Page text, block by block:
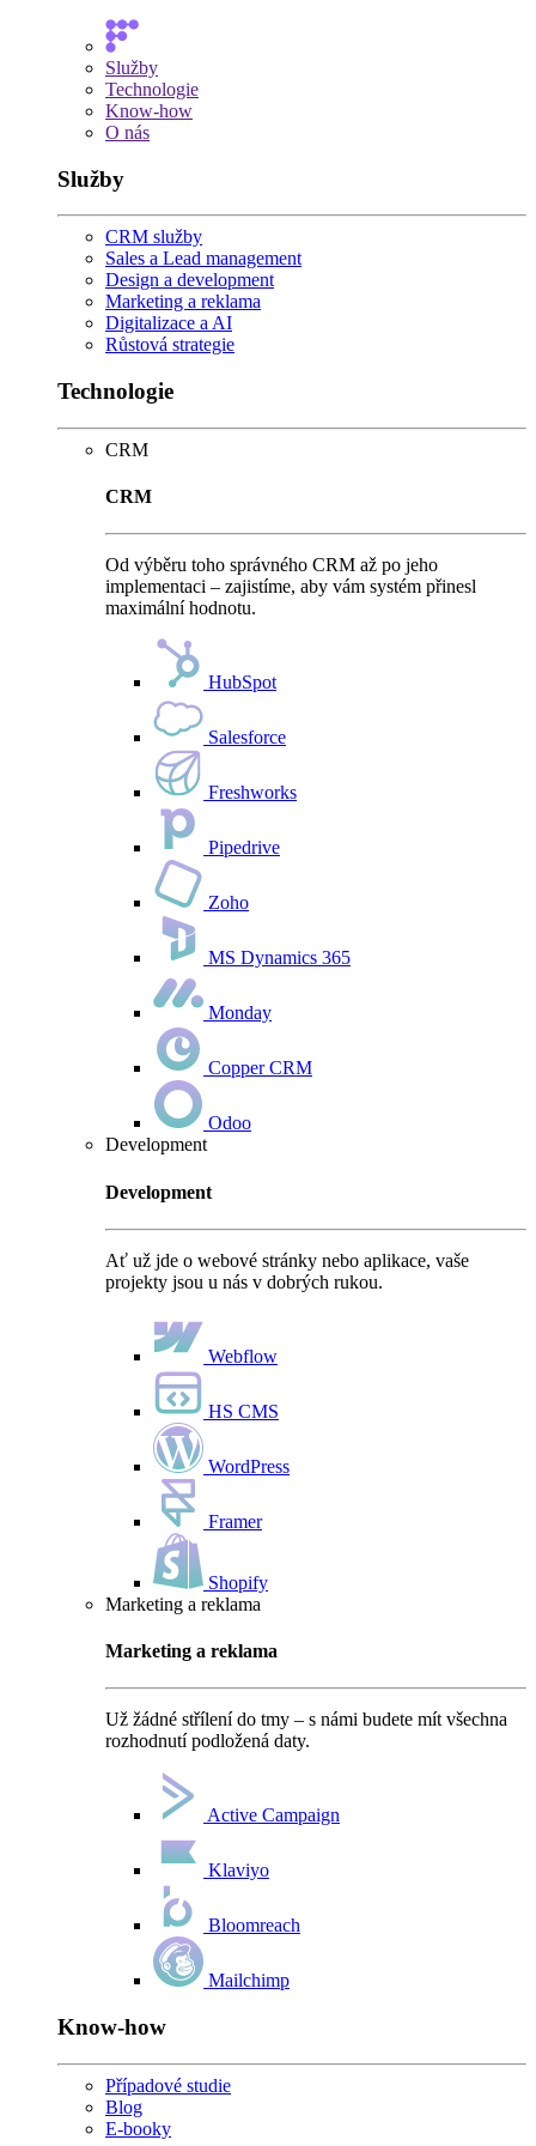
Služby
Technologie
Know-how
O nás
Služby
CRM služby
Sales a Lead management
Design a development
Marketing a reklama
Digitalizace a AI
Růstová strategie
Technologie
CRM
CRM
Od výběru toho správného CRM až po jeho
implementaci – zajistíme, aby vám systém přinesl
maximální hodnotu.
HubSpot
Salesforce
Freshworks
Pipedrive
Zoho
MS Dynamics 365
Monday
Copper CRM
Odoo
Development
Development
Ať už jde o webové stránky nebo aplikace, vaše
projekty jsou u nás v dobrých rukou.
Webflow
HS CMS
WordPress
Framer
Shopify
Marketing a reklama
Marketing a reklama
Už žádné střílení do tmy – s námi budete mít všechna
rozhodnutí podložená daty.
Active Campaign
Klaviyo
Bloomreach
Mailchimp
Know-how
Případové studie
Blog
E-booky